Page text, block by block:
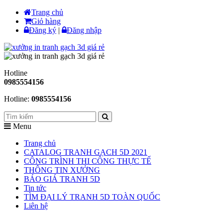
Trang chủ
Giỏ hàng
Đăng ký | Đăng nhập
Hotline
0985554156
Hotline: 0985554156
Menu
Trang chủ
CATALOG TRANH GẠCH 5D 2021
CÔNG TRÌNH THI CÔNG THỰC TẾ
THÔNG TIN XƯỞNG
BÁO GIÁ TRANH 5D
Tin tức
TÌM ĐẠI LÝ TRANH 5D TOÀN QUỐC
Liên hệ